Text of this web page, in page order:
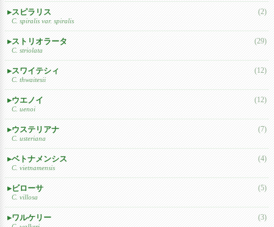
スピラリス
C. spiralis var. spiralis
(2)
ストリオラータ
C. striolata
(29)
スワイテシィ
C. thwaitesii
(12)
ウエノイ
C. uenoi
(12)
ウステリアナ
C. usteriana
(7)
ベトナメンシス
C. vietnamensis
(4)
ビローサ
C. villosa
(5)
ワルケリー (3)